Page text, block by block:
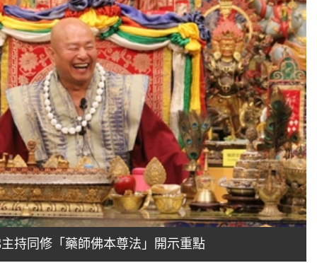
持同修「藥師佛本尊法」開示重點